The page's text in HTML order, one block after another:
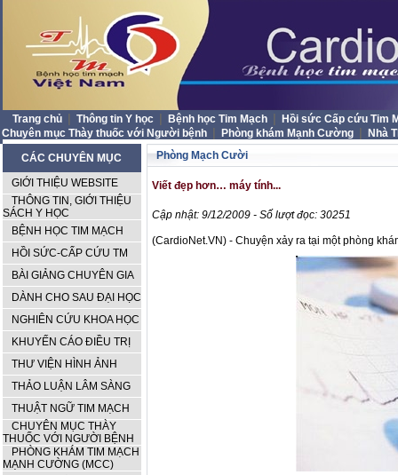
Trang chủ Thông tin Y học Bệnh học Tim Mạch
Hồi sức Cấp cứu Tim
Chuyên mục Thày thuốc với Người bệnh
Phòng khám Mạnh Cường
Nhà
CÁC CHUYÊN MỤC
GIỚI THIỆU WEBSITE
THÔNG TIN, GIỚI THIỆU
SÁCH Y HỌC
BỆNH HỌC TIM MẠCH
HỒI SỨC-CẤP CỨU TM
BÀI GIẢNG CHUYÊN GIA
DÀNH CHO SAU ĐẠI HỌC
NGHIÊN CỨU KHOA HỌC
KHUYẾN CÁO ĐIỀU TRỊ
THƯ VIỆN HÌNH ẢNH
THẢO LUẬN LÂM SÀNG
THUẬT NGỮ TIM MẠCH
CHUYÊN MỤC THÀY
THUỐC VỚI NGƯỜI BỆNH
PHÒNG KHÁM TIM MẠCH
MẠNH CƯỜNG (MCC)
Phòng Mạch Cười
Viết đẹp hơn… máy tính...
Cập nhật: 9/12/2009 - Số lượt đọc: 30251
(CardioNet.VN) - Chuyện xảy ra tại một phòng